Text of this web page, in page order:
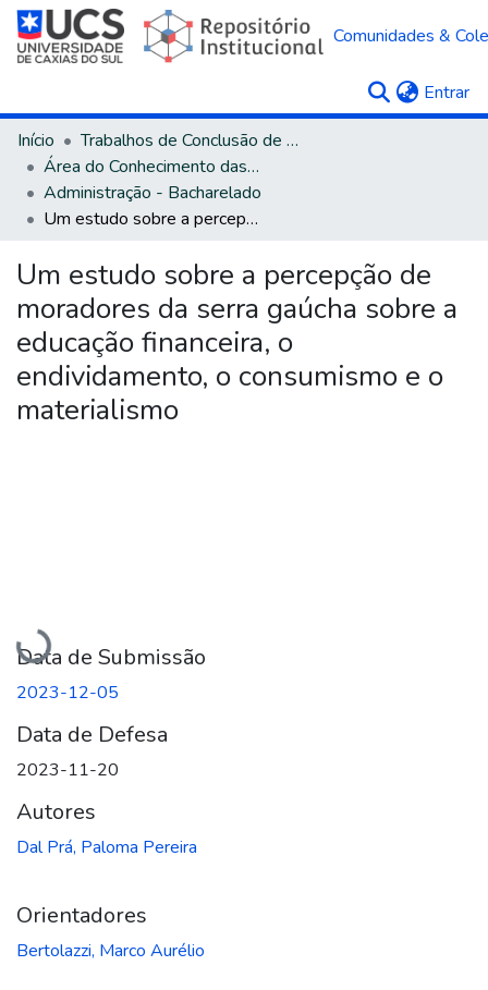
Comunidades &
Entrar
Início
Trabalhos de Conclusão de Curso
Área do Conhecimento das Ciências Sociais Aplicadas
Administração - Bacharelado
Um estudo sobre a percepção de moradores da serra gaúcha sobre a educação financeira, o endividamento, o consumismo e o materialismo
Um estudo sobre a percepção de
moradores da serra gaúcha sobre a
educação financeira, o
endividamento, o consumismo e o
materialismo
Carregando...
Data de Submissão
2023-12-05
Data de Defesa
2023-11-20
Autores
Dal Prá, Paloma Pereira
Orientadores
Bertolazzi, Marco Aurélio